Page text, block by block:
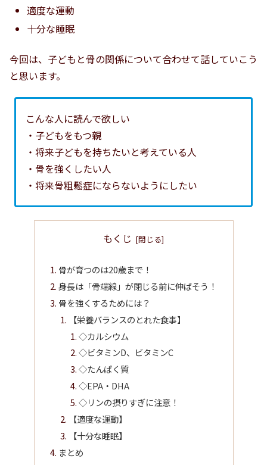
適度な運動
十分な睡眠
今回は、子どもと骨の関係について合わせて話していこう
と思います。
こんな人に読んで欲しい
・子どもをもつ親
・将来子どもを持ちたいと考えている人
・骨を強くしたい人
・将来骨粗鬆症にならないようにしたい
もくじ
骨が育つのは20歳まで！
身長は「骨端線」が閉じる前に伸ばそう！
骨を強くするためには？
【栄養バランスのとれた食事】
◇カルシウム
◇ビタミンD、ビタミンC
◇たんぱく質
◇EPA・DHA
◇リンの摂りすぎに注意！
【適度な運動】
【十分な睡眠】
まとめ